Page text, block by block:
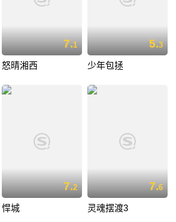
7.1
怒晴湘西
5.3
少年包拯
7.2
悍城
7.6
灵魂摆渡3